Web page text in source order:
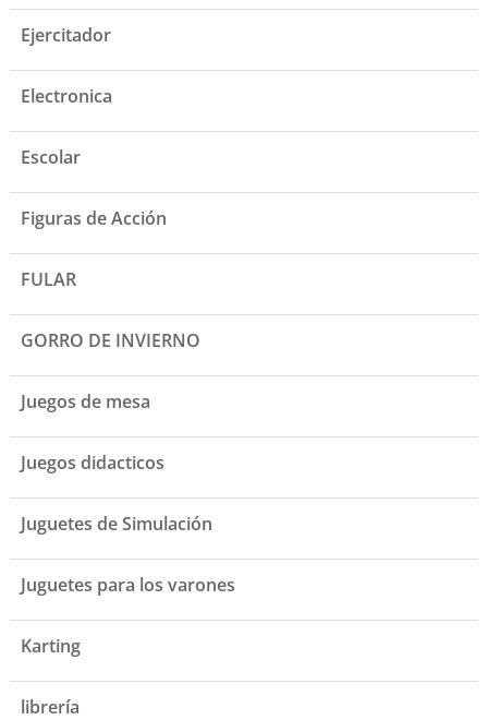
Ejercitador
Electronica
Escolar
Figuras de Acción
FULAR
GORRO DE INVIERNO
Juegos de mesa
Juegos didacticos
Juguetes de Simulación
Juguetes para los varones
Karting
librería